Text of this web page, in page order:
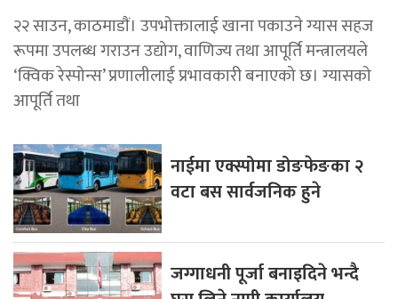
२२ साउन, काठमाडाैं। उपभोक्तालाई खाना पकाउने ग्यास सहज
रूपमा उपलब्ध गराउन उद्योग, वाणिज्य तथा आपूर्ति मन्त्रालयले
‘क्विक रेस्पोन्स’ प्रणालीलाई प्रभावकारी बनाएको छ। ग्यासको
आपूर्ति तथा
नाईमा एक्स्पोमा डोङफेङका २
वटा बस सार्वजनिक हुने
जग्गाधनी पूर्जा बनाइदिने भन्दै